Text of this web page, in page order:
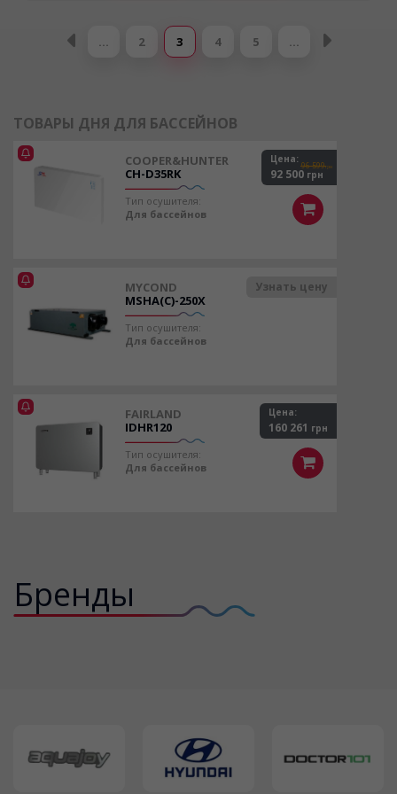
Страницы
… 2 3 4 5 …
ТОВАРЫ ДНЯ ДЛЯ БАССЕЙНОВ
COOPER&HUNTER
CH-D35RK
Тип осушителя:
Для бассейнов
Цена:
92 500 грн
96 599грн
MYCOND
MSHA(C)-250X
Тип осушителя:
Для бассейнов
Узнать цену
FAIRLAND
IDHR120
Тип осушителя:
Для бассейнов
Цена:
160 261 грн
Бренды